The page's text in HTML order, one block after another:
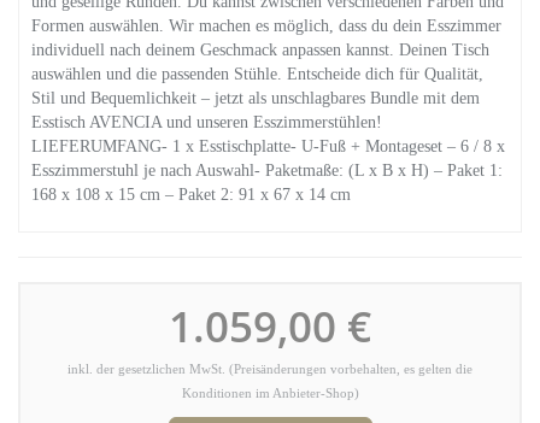
Formen auswählen. Wir machen es möglich, dass du dein Esszimmer
individuell nach deinem Geschmack anpassen kannst. Deinen Tisch
auswählen und die passenden Stühle. Entscheide dich für Qualität,
Stil und Bequemlichkeit – jetzt als unschlagbares Bundle mit dem
Esstisch AVENCIA und unseren Esszimmerstühlen!
LIEFERUMFANG- 1 x Esstischplatte- U-Fuß + Montageset – 6 / 8 x
Esszimmerstuhl je nach Auswahl- Paketmaße: (L x B x H) – Paket 1:
168 x 108 x 15 cm – Paket 2: 91 x 67 x 14 cm
1.059,00 €
inkl. der gesetzlichen MwSt. (Preisänderungen vorbehalten, es gelten die
Konditionen im Anbieter-Shop)